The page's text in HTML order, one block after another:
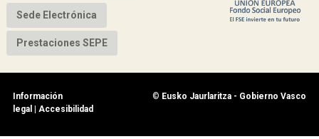
Sede Electrónica
Prestaciones SEPE
Información
legal
Accesibilidad
© Eusko Jaurlaritza - Gobierno Vasco